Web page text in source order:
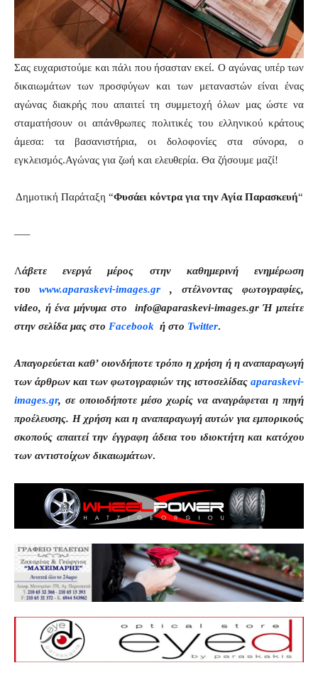
Σας ευχαριστούμε και πάλι που ήσασταν εκεί. Ο αγώνας υπέρ των
δικαιωμάτων των προσφύγων και των μεταναστών είναι ένας
αγώνας διακρής που απαιτεί τη συμμετοχή όλων μας ώστε να
σταματήσουν οι απάνθρωπες πολιτικές του ελληνικού κράτους
άμεσα: τα βασανιστήρια, οι δολοφονίες στα σύνορα, ο
εγκλεισμός.Αγώνας για ζωή και ελευθερία. Θα ζήσουμε μαζί!
Δημοτική Παράταξη “Φυσάει κόντρα για την Αγία Παρασκευή“
—–
Λάβετε ενεργά μέρος στην καθημερινή ενημέρωση
του www.aparaskevi-images.gr , στέλνοντας φωτογραφίες,
video, ή ένα μήνυμα στο info@aparaskevi-images.gr Ή μπείτε
στην σελίδα μας στο Facebook ή στο Twitter.
Απαγορεύεται καθ’ οιονδήποτε τρόπο η χρήση ή η αναπαραγωγή
των άρθρων και των φωτογραφιών της ιστοσελίδας aparaskevi-
images.gr, σε οποιοδήποτε μέσο χωρίς να αναγράφεται η πηγή
προέλευσης. Η χρήση και η αναπαραγωγή αυτών για εμπορικούς
σκοπούς απαιτεί την έγγραφη άδεια του ιδιοκτήτη και κατόχου
των αντιστοίχων δικαιωμάτων.